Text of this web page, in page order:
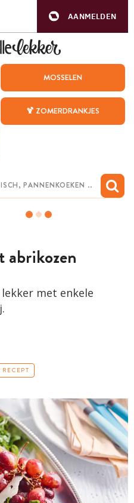
AANMELDEN
MOSSELEN
🍹 ZOMERDRANKJES
abrikozen
met enkele